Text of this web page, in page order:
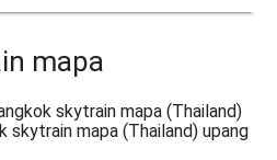
mapa
skytrain mapa (Thailand)
skytrain mapa (Thailand) upang